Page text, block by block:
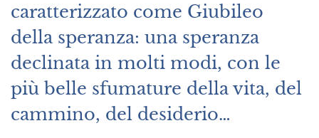
caratterizzato come Giubileo
della speranza: una speranza
declinata in molti modi, con le
più belle sfumature della vita, del
cammino, del desiderio…